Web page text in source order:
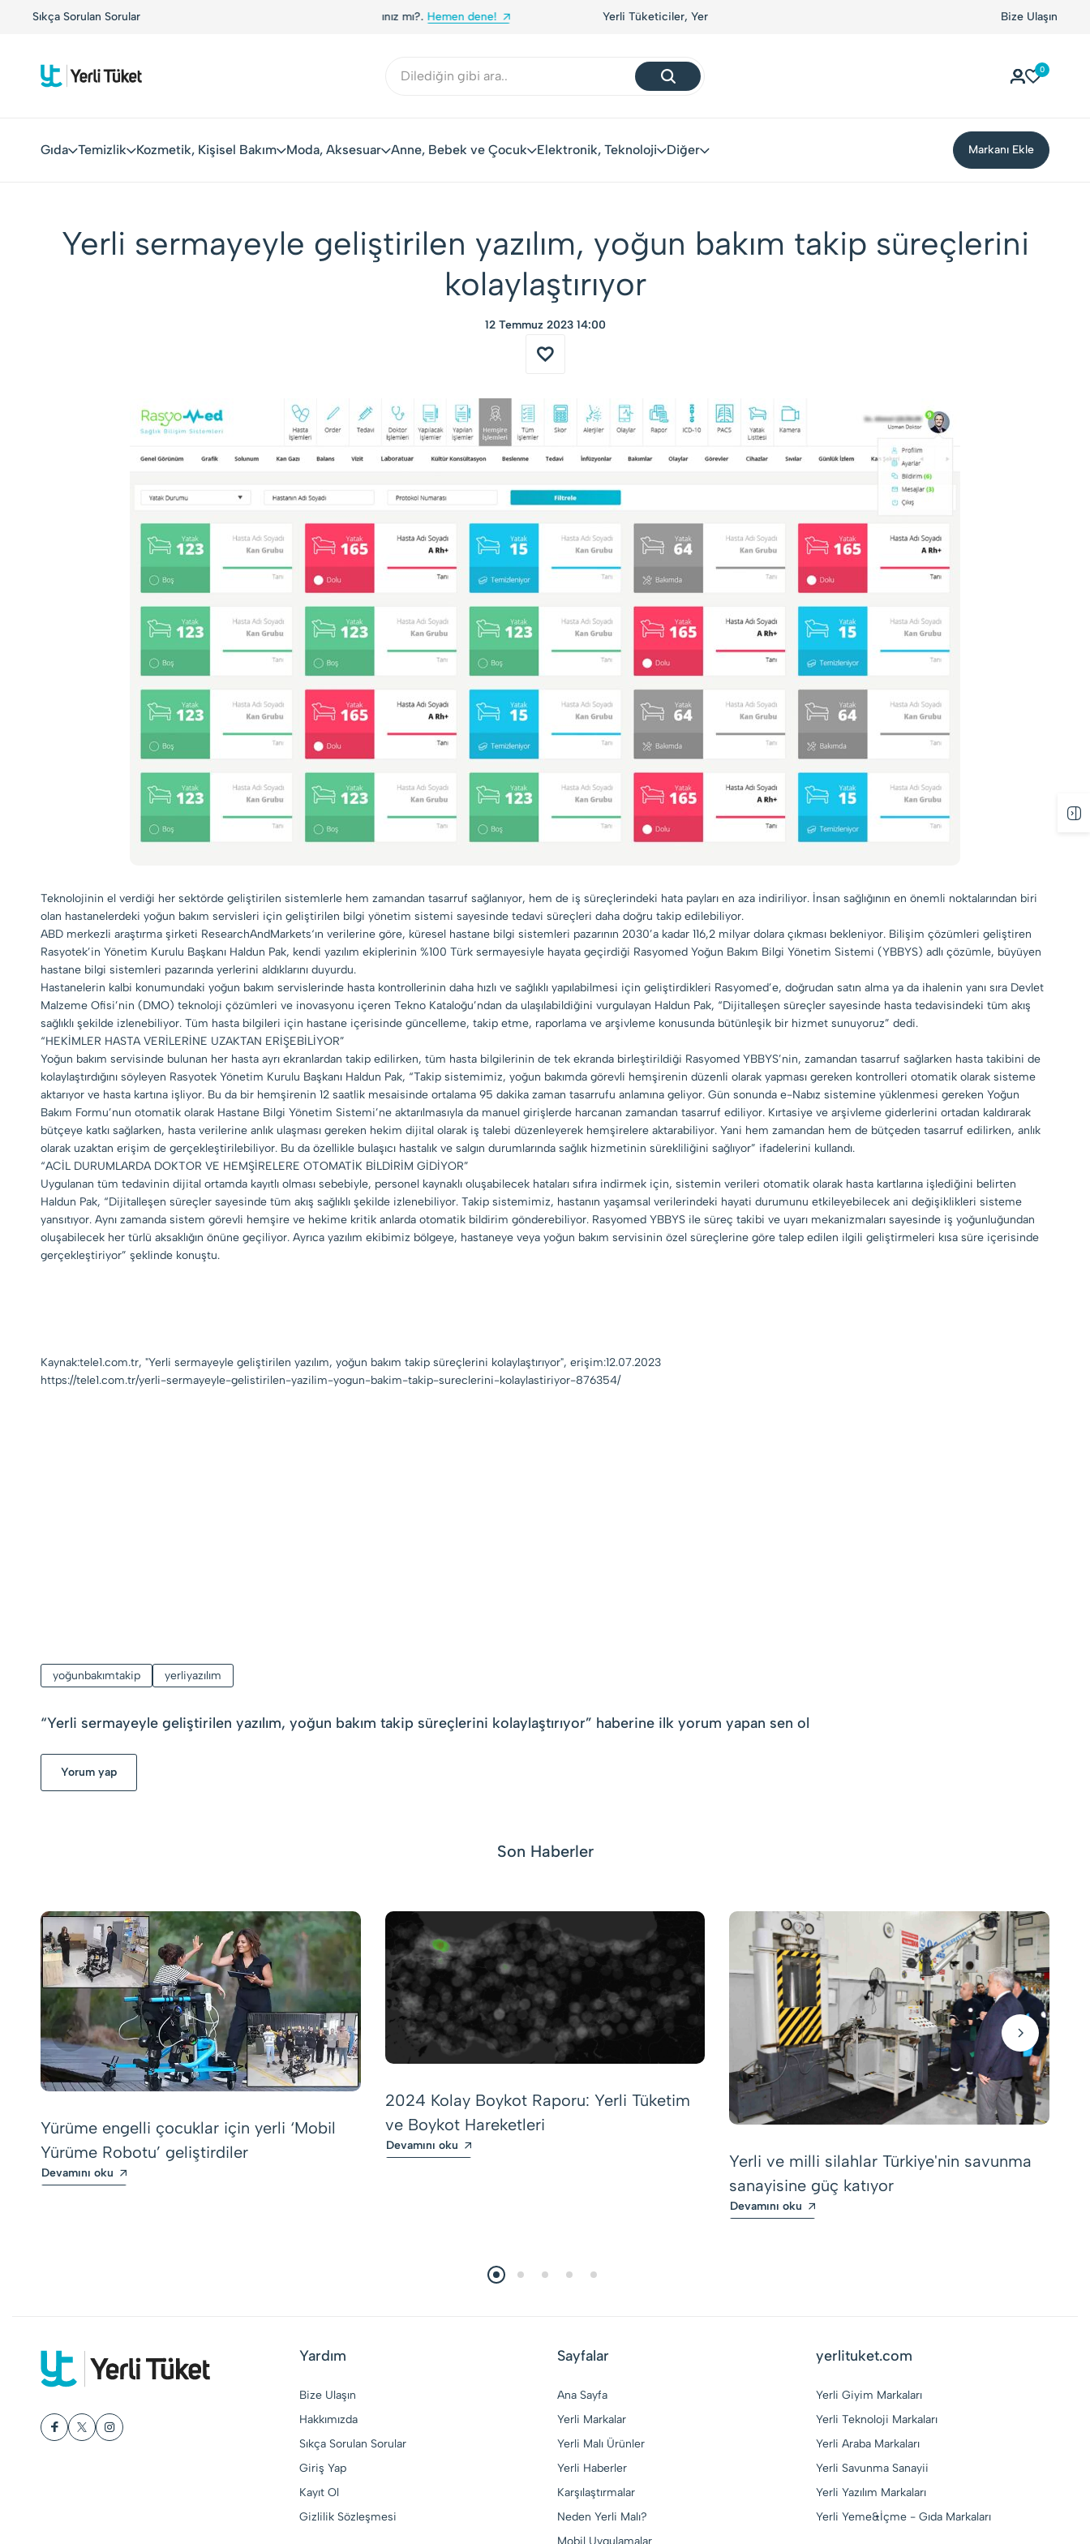
Sıkça Sorulan SorularKolay Boykot'u kullandınız mı?. Yerli Tüketiciler, Yerli Markalarla Buluşuyor! Bize Ulaşın
0
Gıda Temizlik Kozmetik, Kişisel Bakım Moda, Aksesuar Anne, Bebek ve Çocuk Elektronik, Teknoloji Diğer Markanı Ekle
Yerli sermayeyle geliştirilen yazılım, yoğun bakım takip süreçlerini
kolaylaştırıyor
12 Temmuz 2023 14:00
Teknolojinin el verdiği her sektörde geliştirilen sistemlerle hem zamandan tasarruf sağlanıyor, hem de iş süreçlerindeki hata payları en aza indiriliyor. İnsan sağlığının en önemli noktalarından biri
olan hastanelerdeki yoğun bakım servisleri için geliştirilen bilgi yönetim sistemi sayesinde tedavi süreçleri daha doğru takip edilebiliyor.
ABD merkezli araştırma şirketi ResearchAndMarkets‘ın verilerine göre, küresel hastane bilgi sistemleri pazarının 2030’a kadar 116,2 milyar dolara çıkması bekleniyor. Bilişim çözümleri geliştiren
Rasyotek’in Yönetim Kurulu Başkanı Haldun Pak, kendi yazılım ekiplerinin %100 Türk sermayesiyle hayata geçirdiği Rasyomed Yoğun Bakım Bilgi Yönetim Sistemi (YBBYS) adlı çözümle, büyüyen
hastane bilgi sistemleri pazarında yerlerini aldıklarını duyurdu.
Hastanelerin kalbi konumundaki yoğun bakım servislerinde hasta kontrollerinin daha hızlı ve sağlıklı yapılabilmesi için geliştirdikleri Rasyomed’e, doğrudan satın alma ya da ihalenin yanı sıra Devlet
Malzeme Ofisi’nin (DMO) teknoloji çözümleri ve inovasyonu içeren Tekno Kataloğu’ndan da ulaşılabildiğini vurgulayan Haldun Pak, “Dijitalleşen süreçler sayesinde hasta tedavisindeki tüm akış
sağlıklı şekilde izlenebiliyor. Tüm hasta bilgileri için hastane içerisinde güncelleme, takip etme, raporlama ve arşivleme konusunda bütünleşik bir hizmet sunuyoruz” dedi.
“HEKİMLER HASTA VERİLERİNE UZAKTAN ERİŞEBİLİYOR”
Yoğun bakım servisinde bulunan her hasta ayrı ekranlardan takip edilirken, tüm hasta bilgilerinin de tek ekranda birleştirildiği Rasyomed YBBYS’nin, zamandan tasarruf sağlarken hasta takibini de
kolaylaştırdığını söyleyen Rasyotek Yönetim Kurulu Başkanı Haldun Pak, “Takip sistemimiz, yoğun bakımda görevli hemşirenin düzenli olarak yapması gereken kontrolleri otomatik olarak sisteme
aktarıyor ve hasta kartına işliyor. Bu da bir hemşirenin 12 saatlik mesaisinde ortalama 95 dakika zaman tasarrufu anlamına geliyor. Gün sonunda e-Nabız sistemine yüklenmesi gereken Yoğun
Bakım Formu’nun otomatik olarak Hastane Bilgi Yönetim Sistemi’ne aktarılmasıyla da manuel girişlerde harcanan zamandan tasarruf ediliyor. Kırtasiye ve arşivleme giderlerini ortadan kaldırarak
bütçeye katkı sağlarken, hasta verilerine anlık ulaşması gereken hekim dijital olarak iş talebi düzenleyerek hemşirelere aktarabiliyor. Yani hem zamandan hem de bütçeden tasarruf edilirken, anlık
olarak uzaktan erişim de gerçekleştirilebiliyor. Bu da özellikle bulaşıcı hastalık ve salgın durumlarında sağlık hizmetinin sürekliliğini sağlıyor” ifadelerini kullandı.
“ACİL DURUMLARDA DOKTOR VE HEMŞİRELERE OTOMATİK BİLDİRİM GİDİYOR”
Uygulanan tüm tedavinin dijital ortamda kayıtlı olması sebebiyle, personel kaynaklı oluşabilecek hataları sıfıra indirmek için, sistemin verileri otomatik olarak hasta kartlarına işlediğini belirten
Haldun Pak, “Dijitalleşen süreçler sayesinde tüm akış sağlıklı şekilde izlenebiliyor. Takip sistemimiz, hastanın yaşamsal verilerindeki hayati durumunu etkileyebilecek ani değişiklikleri sisteme
yansıtıyor. Aynı zamanda sistem görevli hemşire ve hekime kritik anlarda otomatik bildirim gönderebiliyor. Rasyomed YBBYS ile süreç takibi ve uyarı mekanizmaları sayesinde iş yoğunluğundan
oluşabilecek her türlü aksaklığın önüne geçiliyor. Ayrıca yazılım ekibimiz bölgeye, hastaneye veya yoğun bakım servisinin özel süreçlerine göre talep edilen ilgili geliştirmeleri kısa süre içerisinde
gerçekleştiriyor” şeklinde konuştu.
Kaynak:tele1.com.tr, "Yerli sermayeyle geliştirilen yazılım, yoğun bakım takip süreçlerini kolaylaştırıyor", erişim:12.07.2023
https://tele1.com.tr/yerli-sermayeyle-gelistirilen-yazilim-yogun-bakim-takip-sureclerini-kolaylastiriyor-876354/
yoğunbakımtakip yerliyazılım
“Yerli sermayeyle geliştirilen yazılım, yoğun bakım takip süreçlerini kolaylaştırıyor” haberine ilk yorum yapan sen ol
Yorum yap
Son Haberler
Yürüme engelli çocuklar için yerli ‘Mobil
Yürüme Robotu’ geliştirdiler
Devamını oku
2024 Kolay Boykot Raporu: Yerli Tüketim
ve Boykot Hareketleri
Devamını oku
Yerli ve milli silahlar Türkiye'nin savunma
sanayisine güç katıyor
Devamını oku
Yardım
Bize Ulaşın
Hakkımızda
Sıkça Sorulan Sorular
Giriş Yap
Kayıt Ol
Gizlilik Sözleşmesi
Sayfalar
Ana Sayfa
Yerli Markalar
Yerli Malı Ürünler
Yerli Haberler
Karşılaştırmalar
Neden Yerli Malı?
Mobil Uygulamalar
yerlituket.com
Yerli Giyim Markaları
Yerli Teknoloji Markaları
Yerli Araba Markaları
Yerli Savunma Sanayii
Yerli Yazılım Markaları
Yerli Yeme&İçme - Gıda Markaları